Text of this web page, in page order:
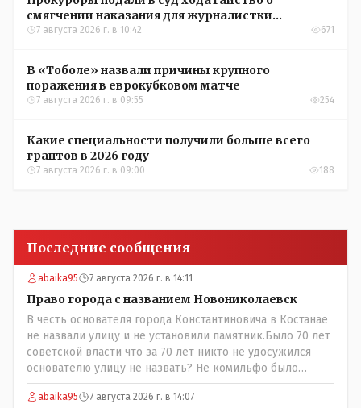
смягчении наказания для журналистки
Александры Алёховой
7 августа 2026 г. в 10:42 671
В «Тоболе» назвали причины крупного
поражения в еврокубковом матче
7 августа 2026 г. в 09:55 254
Какие специальности получили больше всего
грантов в 2026 году
7 августа 2026 г. в 09:00 188
Последние сообщения
abaika95 7 августа 2026 г. в 14:11
Право города с названием Новониколаевск
В честь основателя города Константиновича в Костанае
не назвали улицу и не установили памятник.Было 70 лет
советской власти что за 70 лет никто не удосужился
основателю улицу не назвать? Не комильфо было
генерал-губернаторам улицы дарить? При СССР что то
знали о нем такое нехорошее? Ну и сейчас значит не
abaika95 7 августа 2026 г. в 14:07